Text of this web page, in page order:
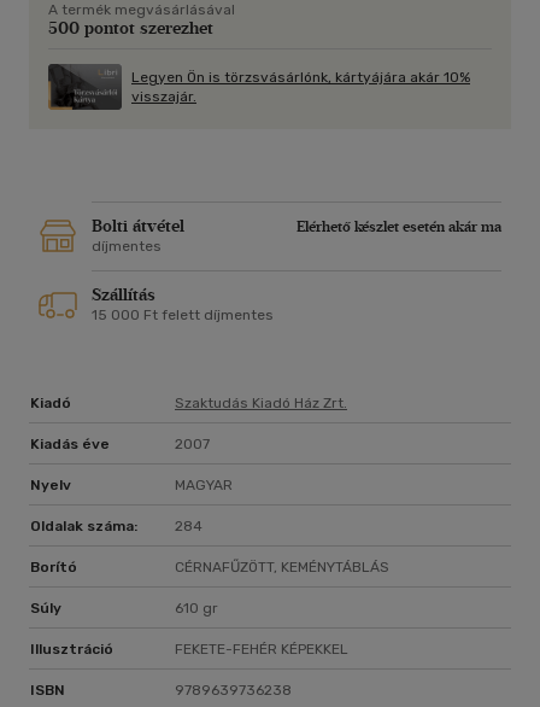
A termék megvásárlásával
500 pontot szerezhet
Legyen Ön is törzsvásárlónk, kártyájára akár 10%
visszajár.
Bolti átvétel
Elérhető készlet esetén akár ma
díjmentes
Szállítás
15 000 Ft felett díjmentes
Kiadó Szaktudás Kiadó Ház Zrt.
Kiadás éve 2007
Nyelv MAGYAR
Oldalak száma: 284
Borító CÉRNAFŰZÖTT, KEMÉNYTÁBLÁS
Súly 610 gr
Illusztráció FEKETE-FEHÉR KÉPEKKEL
ISBN 9789639736238